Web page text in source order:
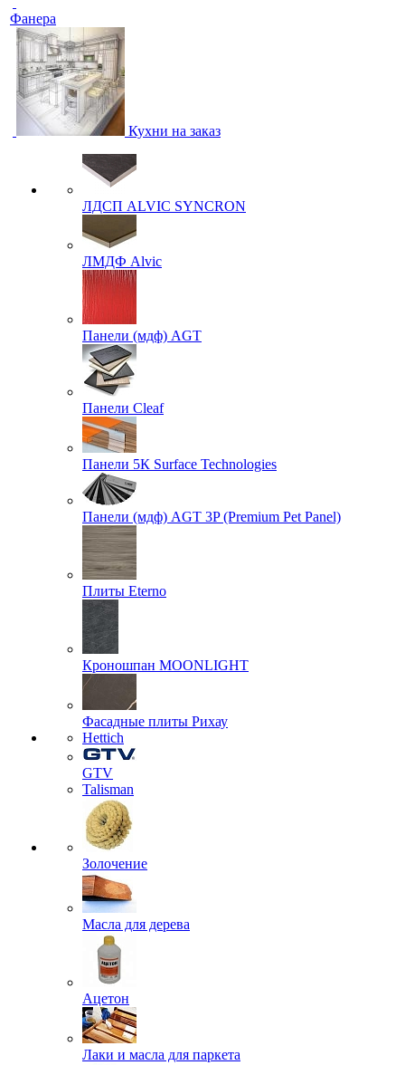
Фанера
Кухни на заказ
ЛДСП ALVIC SYNCRON
ЛМДФ Alvic
Панели (мдф) AGT
Панели Cleaf
Панели 5К Surface Technologies
Панели (мдф) AGT 3P (Premium Pet Panel)
Плиты Eterno
Кроношпан MOONLIGHT
Фасадные плиты Рихау
Hettich
GTV
Talisman
Золочение
Масла для дерева
Ацетон
Лаки и масла для паркета